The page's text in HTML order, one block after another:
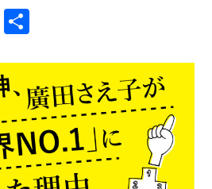
Li
n